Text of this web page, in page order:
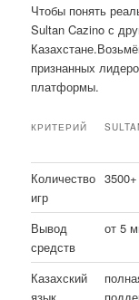
Чтобы понять
Sultan Cazino с
признанных
платформы.
КРИТЕРИЙ
Количество
игр
3500+
Вывод
средств
от 5
Казахский